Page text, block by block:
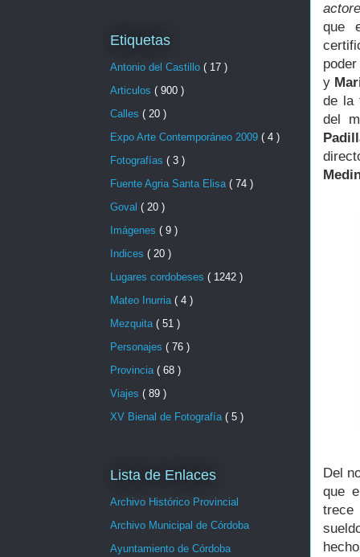
que
y
de la
del
Del
que
trece
Etiquetas
Antonio del Castillo ( 17 )
Articulos ( 900 )
Calles ( 20 )
Expo Arte Contemporáneo 2009 ( 4 )
Fotografías ( 3 )
Fuente Agria Santa Elisa ( 74 )
Goval ( 20 )
Imágenes ( 9 )
Indices ( 20 )
Lugares cordobeses ( 1242 )
Mateo Inurria ( 4 )
Mezquita ( 51 )
Personajes ( 76 )
Provincia ( 68 )
Viajes ( 89 )
XV Bienal de Fotografía ( 5 )
Lista de Enlaces
Archivo Histórico Provincial
Archivo Municipal de Córdoba
Ayuntamiento de Córdoba